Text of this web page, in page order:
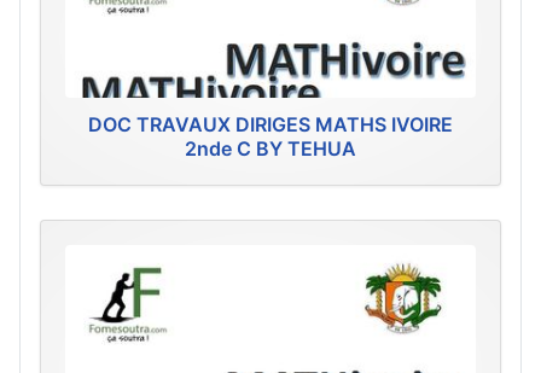
DOC TRAVAUX DIRIGES MATHS IVOIRE
2nde C BY TEHUA